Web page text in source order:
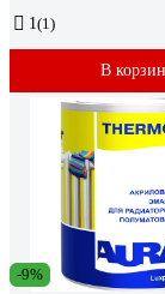
1 (1)
В
-9%